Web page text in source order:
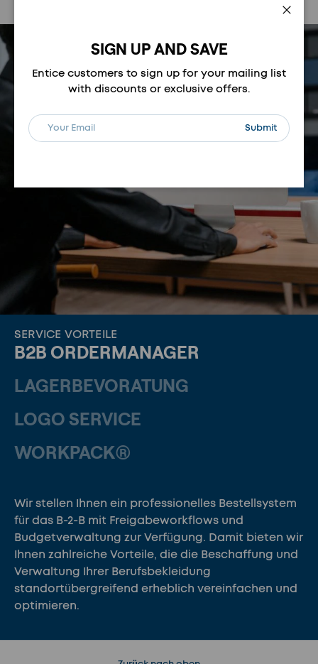
SERVICE VORTEILE
B2B ORDERMANAGER
LAGERBEVORATUNG
LOGO SERVICE
WORKPACK®
Wir stellen Ihnen ein professionelles Bestellsystem
für das B-2-B mit Freigabeworkflows und
Budgetverwaltung zur Verfügung. Damit bieten wir
Ihnen zahlreiche Vorteile, die die Beschaffung und
Verwaltung Ihrer Berufsbekleidung
standortübergreifend erheblich vereinfachen und
optimieren.
SIGN UP AND SAVE
Entice customers to sign up for your mailing list
with discounts or exclusive offers.
E-Mail
Abonnieren
Submit